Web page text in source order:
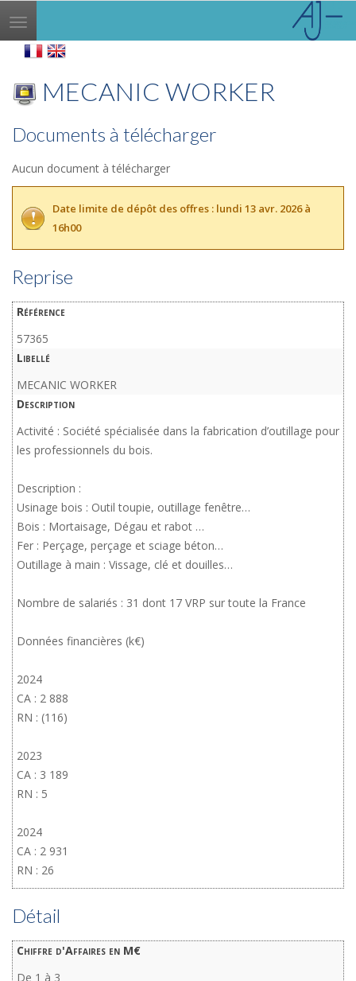
Toggle
navigation
MECANIC WORKER
Documents à télécharger
Aucun document à télécharger
Date limite de dépôt des offres : lundi 13 avr. 2026 à
16h00
Reprise
Référence
57365
Libellé
MECANIC WORKER
Description
Activité : Société spécialisée dans la fabrication d’outillage pour
les professionnels du bois.
Description :
Usinage bois : Outil toupie, outillage fenêtre…
Bois : Mortaisage, Dégau et rabot …
Fer : Perçage, perçage et sciage béton…
Outillage à main : Vissage, clé et douilles…
Nombre de salariés : 31 dont 17 VRP sur toute la France
Données financières (k€)
2024
CA : 2 888
RN : (116)
2023
CA : 3 189
RN : 5
2024
CA : 2 931
RN : 26
Détail
Chiffre d'Affaires en M€
De 1 à 3